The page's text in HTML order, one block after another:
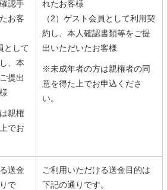
認手
お客
として
、本
提出
親権
でお
れたお客様
（2）ゲスト会員として利用契
約し、本人確認書類等をご提
出いただいたお客様
※未成年者の方は親権者の同
意を得た上でお申込くださ
い。
送金
で
ご利用いただける送金目的は
下記の通りです。